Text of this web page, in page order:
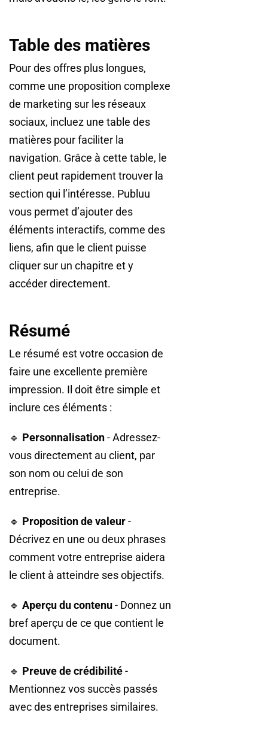
Table des matières
Pour des offres plus longues,
comme une proposition complexe
de marketing sur les réseaux
sociaux, incluez une table des
matières pour faciliter la
navigation. Grâce à cette table, le
client peut rapidement trouver la
section qui l’intéresse. Publuu
vous permet d’ajouter des
éléments interactifs, comme des
liens, afin que le client puisse
cliquer sur un chapitre et y
accéder directement.
Résumé
Le résumé est votre occasion de
faire une excellente première
impression. Il doit être simple et
inclure ces éléments :
🔹 Personnalisation- Adressez-
vous directement au client, par
son nom ou celui de son
entreprise.
🔹 Proposition de valeur-
Décrivez en une ou deux phrases
comment votre entreprise aidera
le client à atteindre ses objectifs.
🔹 Aperçu du contenu- Donnez un
bref aperçu de ce que contient le
document.
🔹 Preuve de crédibilité-
Mentionnez vos succès passés
avec des entreprises similaires.